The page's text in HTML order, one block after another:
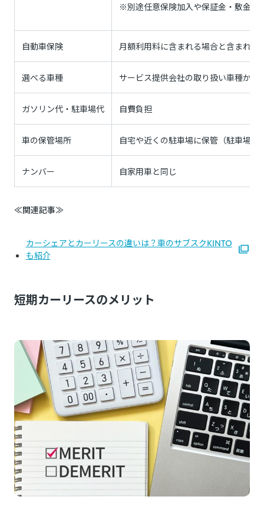
※別途任意保険加入や保証金・敷金と
自動車保険 月額利用料に含まれる場合と含まれ
選べる車種 サービス提供会社の取り扱い車種から
ガソリン代・駐車場代 自費負担
車の保管場所 自宅や近くの駐車場に保管（駐車場は
ナンバー 自家用車と同じ
≪関連記事≫
カーシェアとカーリースの違いは？車のサブスクKINTO
も紹介
短期カーリースのメリット